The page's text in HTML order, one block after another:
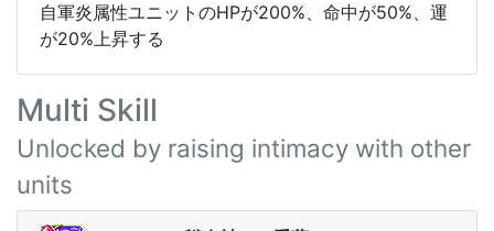
自軍炎属性ユニットのHPが200%、命中が50%、運
が20%上昇する
Multi Skill
Unlocked by raising intimacy with other
units